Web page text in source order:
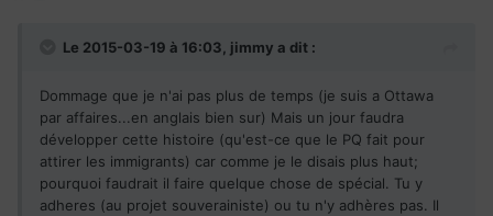
Le 2015-03-19 à 16:03, jimmy a dit :
Dommage que je n'ai pas plus de temps (je suis a Ottawa
par affaires...en anglais bien sur) Mais un jour faudra
développer cette histoire (qu'est-ce que le PQ fait pour
attirer les immigrants) car comme je le disais plus haut;
pourquoi faudrait il faire quelque chose de spécial. Tu y
adheres (au projet souverainiste) ou tu n'y adhères pas. Il